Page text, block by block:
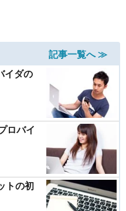
記事一覧へ ≫
イダの
ロバイ
トの初